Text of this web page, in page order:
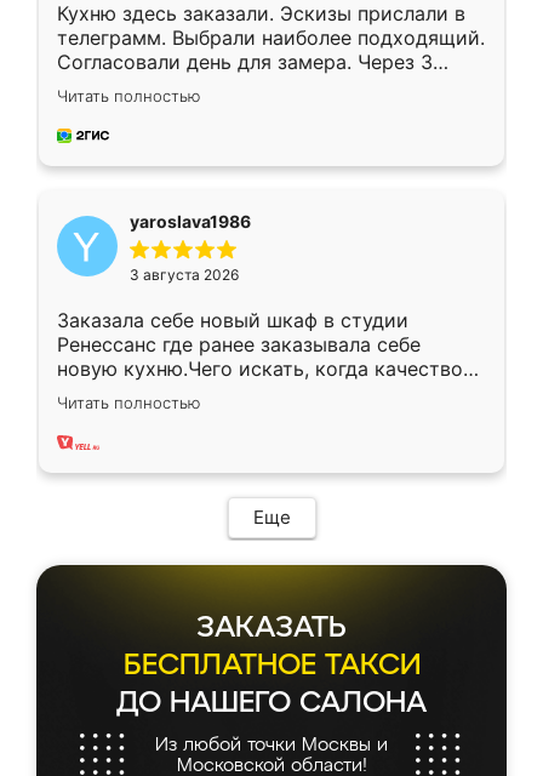
Кухню здесь заказали. Эскизы прислали в
телеграмм. Выбрали наиболее подходящий.
Согласовали день для замера. Через 3
недели кухня была уже готова. Остались
довольны работой. Спасибо Ренессанс
мебель за качественную работу!
Читать полностью
yaroslava1986
3 августа 2026
Заказала себе новый шкаф в студии
Ренессанс где ранее заказывала себе
новую кухню.Чего искать, когда качеством
вполне довольна. Служит кухня уже почти
два года, нареканий нет.
Читать полностью
Еще
ЗАКАЗАТЬ
БЕСПЛАТНОЕ ТАКСИ
ДО НАШЕГО САЛОНА
Из любой точки Москвы и
Московской области!